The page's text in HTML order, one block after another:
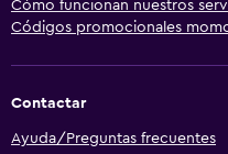
Cómo funcionan nuestros
Códigos promocionales
Contactar
Ayuda/Preguntas frecuentes